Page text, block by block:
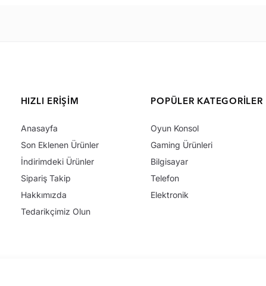
HIZLI ERIŞIM
Anasayfa
Son Eklenen Ürünler
İndirimdeki Ürünler
Sipariş Takip
Hakkımızda
Tedarikçimiz Olun
POPÜLER KATEGORILER
Oyun Konsol
Gaming Ürünleri
Bilgisayar
Telefon
Elektronik